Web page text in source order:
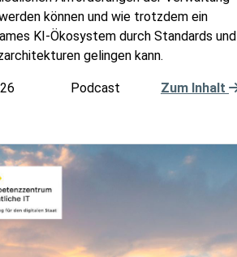
können und wie trotzdem ein
KI-Ökosystem durch Standards und
gelingen kann.
Podcast Zum Inhalt